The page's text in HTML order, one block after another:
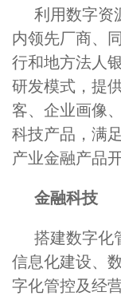
利用数字资
内领先厂商、
行和地方法人
研发模式，提
客、企业画像
科技产品，满
产业金融产品
金融科技
搭建数字化
信息化建设、
字化管控及经